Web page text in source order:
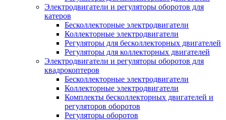
Электродвигатели и регуляторы оборотов для
катеров
Бесколлекторные электродвигатели
Коллекторные электродвигатели
Регуляторы для бесколлекторных двигателей
Регуляторы для коллекторных двигателей
Электродвигатели и регуляторы оборотов для
квадрокоптеров
Бесколлекторные электродвигатели
Коллекторные электродвигатели
Комплекты бесколлекторных двигателей и
регуляторов оборотов
Регуляторы оборотов